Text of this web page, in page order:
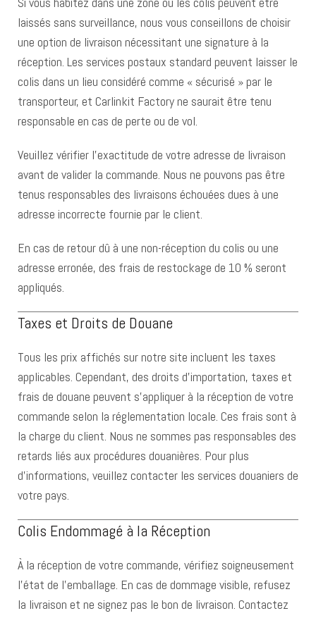
laissés sans surveillance, nous vous conseillons de choisir
une option de livraison nécessitant une signature à la
réception. Les services postaux standard peuvent laisser le
colis dans un lieu considéré comme « sécurisé » par le
transporteur, et Carlinkit Factory ne saurait être tenu
responsable en cas de perte ou de vol.
Veuillez vérifier l’exactitude de votre adresse de livraison
avant de valider la commande. Nous ne pouvons pas être
tenus responsables des livraisons échouées dues à une
adresse incorrecte fournie par le client.
En cas de retour dû à une non-réception du colis ou une
adresse erronée, des frais de restockage de 10 % seront
appliqués.
Taxes et Droits de Douane
Tous les prix affichés sur notre site incluent les taxes
applicables. Cependant, des droits d’importation, taxes et
frais de douane peuvent s’appliquer à la réception de votre
commande selon la réglementation locale. Ces frais sont à
la charge du client. Nous ne sommes pas responsables des
retards liés aux procédures douanières. Pour plus
d’informations, veuillez contacter les services douaniers de
votre pays.
Colis Endommagé à la Réception
À la réception de votre commande, vérifiez soigneusement
l’état de l’emballage. En cas de dommage visible, refusez
la livraison et ne signez pas le bon de livraison. Contactez